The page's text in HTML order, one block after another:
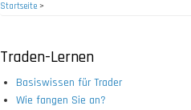
Startseite>
Traden-Lernen
Basiswissen für Trader
Wie fangen Sie an?